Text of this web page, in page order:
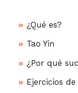
¿Qué es?
Tao Yin
¿Por qué
Ejercicios de